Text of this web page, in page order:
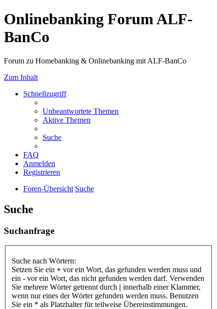
Onlinebanking Forum ALF-
BanCo
Forum zu Homebanking & Onlinebanking mit ALF-BanCo
Zum Inhalt
Schnellzugriff
Unbeantwortete Themen
Aktive Themen
Suche
FAQ
Anmelden
Registrieren
Foren-Übersicht Suche
Suche
Suchanfrage
Suche nach Wörtern:
Setzen Sie ein + vor ein Wort, das gefunden werden muss und
ein - vor ein Wort, das nicht gefunden werden darf. Verwenden
Sie mehrere Wörter getrennt durch | innerhalb einer Klammer,
wenn nur eines der Wörter gefunden werden muss. Benutzen
Sie ein * als Platzhalter für teilweise Übereinstimmungen.